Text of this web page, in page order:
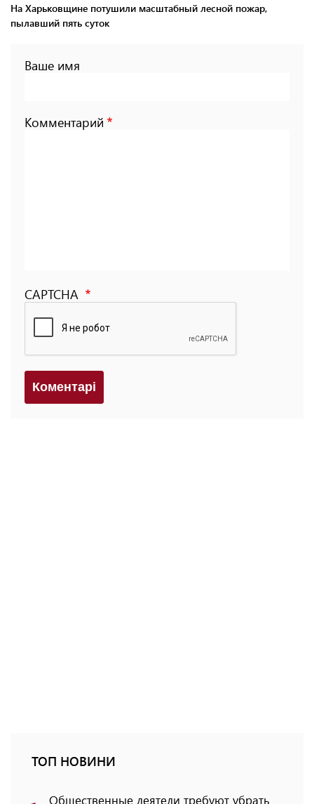
На Харьковщине потушили масштабный лесной пожар,
пылавший пять суток
Ваше имя
Комментарий
CAPTCHA
Коментарi
ТОП НОВИНИ
Общественные деятели требуют убрать